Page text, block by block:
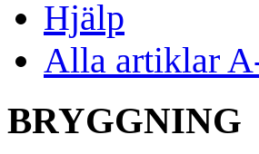
Hjälp
Alla artiklar
BRYGGNING